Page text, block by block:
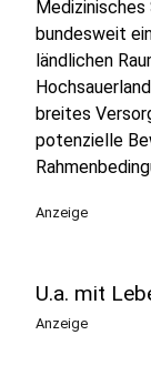
bundesweit
ländlichen
breites
potenzielle
Anzeige
U.a. mit
Anzeige